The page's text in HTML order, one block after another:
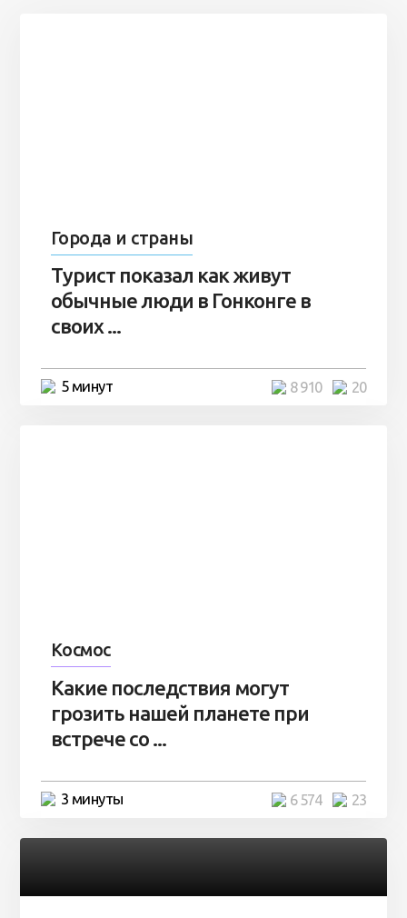
Города и страны
Турист показал как живут
обычные люди в Гонконге в
своих ...
5 минут 20
8 910
Космос
Какие последствия могут
грозить нашей планете при
встрече со ...
3 минуты 23
6 574